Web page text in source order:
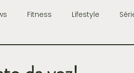
Fitness Lifestyle